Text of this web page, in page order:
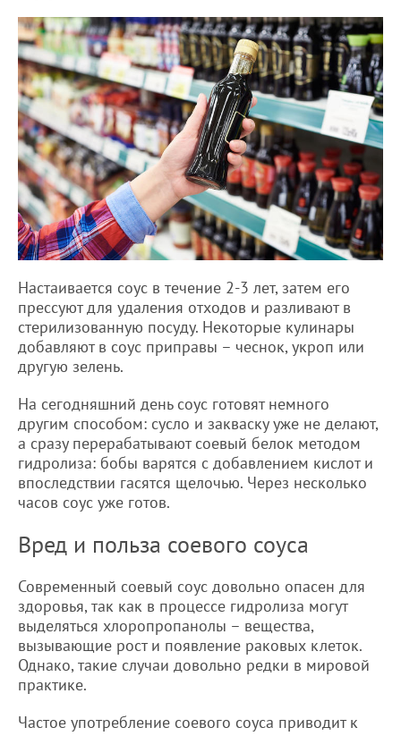
Настаивается соус в течение 2-3 лет, затем его
прессуют для удаления отходов и разливают в
стерилизованную посуду. Некоторые кулинары
добавляют в соус приправы – чеснок, укроп или
другую зелень.
На сегодняшний день соус готовят немного
другим способом: сусло и закваску уже не делают,
а сразу перерабатывают соевый белок методом
гидролиза: бобы варятся с добавлением кислот и
впоследствии гасятся щелочью. Через несколько
часов соус уже готов.
Вред и польза соевого соуса
Современный соевый соус довольно опасен для
здоровья, так как в процессе гидролиза могут
выделяться хлоропропанолы – вещества,
вызывающие рост и появление раковых клеток.
Однако, такие случаи довольно редки в мировой
практике.
Частое употребление соевого соуса приводит к